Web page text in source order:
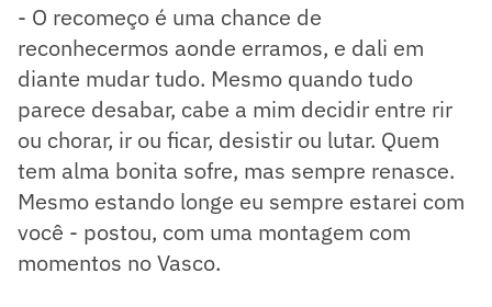
- O recomeço é uma chance de
reconhecermos aonde erramos, e dali em
diante mudar tudo. Mesmo quando tudo
parece desabar, cabe a mim decidir entre rir
ou chorar, ir ou ficar, desistir ou lutar. Quem
tem alma bonita sofre, mas sempre renasce.
Mesmo estando longe eu sempre estarei com
você - postou, com uma montagem com
momentos no Vasco.